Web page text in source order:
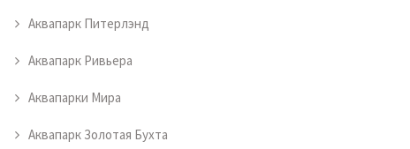
Аквапарк Питерлэнд
Аквапарк Ривьера
Аквапарки Мира
Аквапарк Золотая Бухта